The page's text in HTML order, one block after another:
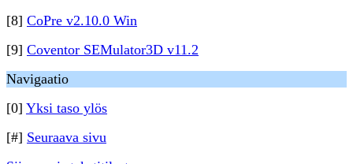
[8] CoPre v2.10.0 Win
[9] Coventor SEMulator3D v11.2
Navigaatio
[0] Yksi taso ylös
[#] Seuraava sivu